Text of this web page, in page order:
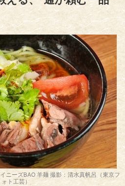
ニーズBAO 羊麺 撮影：清水真帆呂（東京フ
ォト工芸）